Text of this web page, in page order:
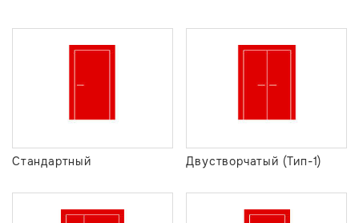
Стандартный Двустворчатый (Тип-1)